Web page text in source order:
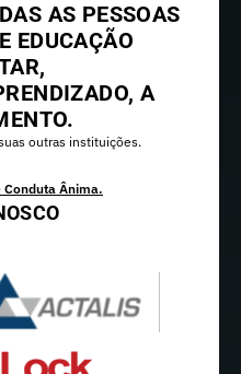
AS PESSOAS
EDUCAÇÃO
A
outras instituições.
Conduta Ânima.